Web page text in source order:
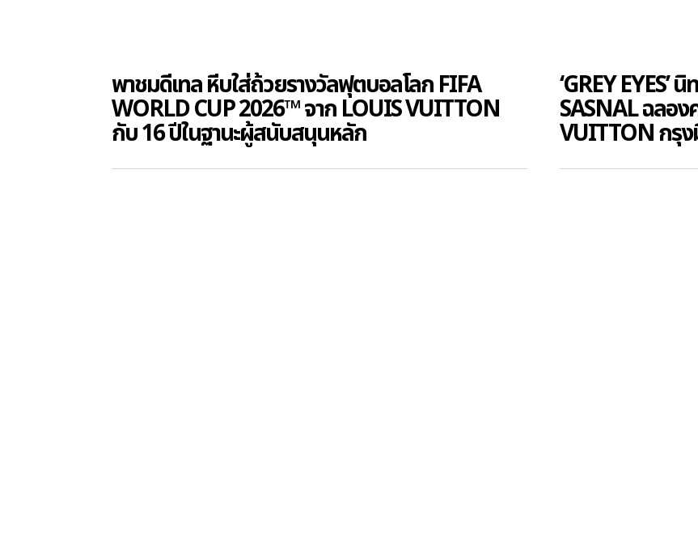
พาชมดีเทล หีบใส่ถ้วยรางวัลฟุตบอลโลก FIFA
WORLD CUP 2026™ จาก LOUIS VUITTON
กับ 16 ปีในฐานะผู้สนับสนุนหลัก
‘GREY
SASNAL ฉลอง
VUITTON กรุ